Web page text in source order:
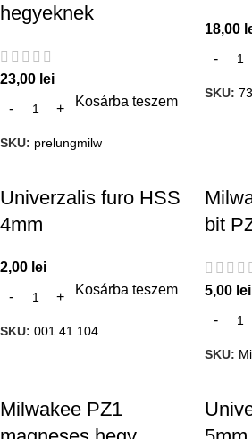
hegyeknek
23,00 lei
Kosárba teszem
SKU: prelungmilw
18,00
SKU:
Univerzalis furo HSS
4mm
2,00 lei
Kosárba teszem
SKU: 001.41.104
bit
5,00 lei
SKU:
Milwakee PZ1